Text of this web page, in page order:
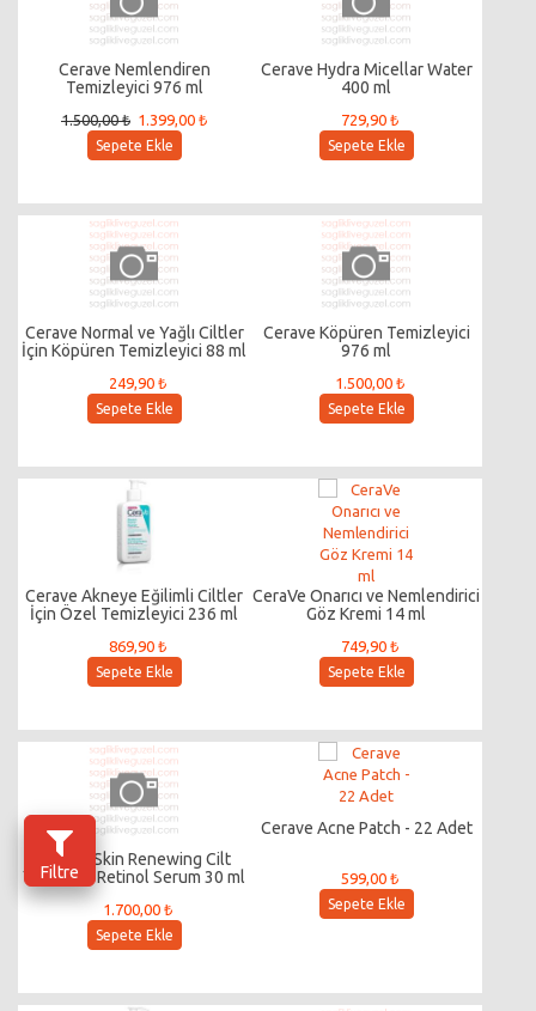
Cerave Nemlendiren
Temizleyici 976 ml
1.500,00 ₺ 1.399,00 ₺
Sepete Ekle
Cerave Hydra Micellar Water
400 ml
729,90 ₺
Sepete Ekle
Cerave Normal ve Yağlı Ciltler
İçin Köpüren Temizleyici 88 ml
249,90 ₺
Sepete Ekle
Cerave Köpüren Temizleyici
976 ml
1.500,00 ₺
Sepete Ekle
Cerave Akneye Eğilimli Ciltler
İçin Özel Temizleyici 236 ml
869,90 ₺
Sepete Ekle
CeraVe Onarıcı ve Nemlendirici
Göz Kremi 14 ml
749,90 ₺
Sepete Ekle
Cerave Skin Renewing Cilt
Yenileyici Retinol Serum 30 ml
1.700,00 ₺
Sepete Ekle
Cerave Acne Patch - 22 Adet
599,00 ₺
Sepete Ekle
Filtre